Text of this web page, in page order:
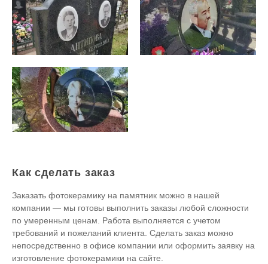
Как сделать заказ
Заказать фотокерамику на памятник можно в нашей
компании — мы готовы выполнить заказы любой сложности
по умеренным ценам. Работа выполняется с учетом
требований и пожеланий клиента. Сделать заказ можно
непосредственно в офисе компании или оформить заявку на
изготовление фотокерамики на сайте.